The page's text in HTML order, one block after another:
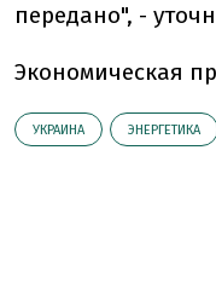
передано", -
Экономическая
УКРАИНА ЭНЕРГЕТИКА